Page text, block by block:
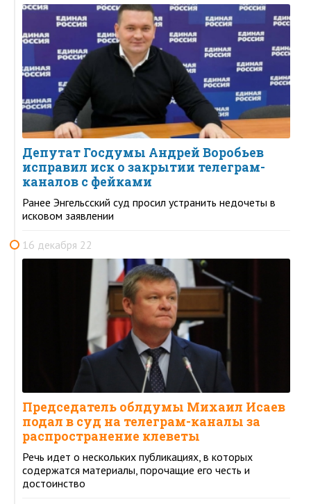
Депутат Госдумы Андрей Воробьев
исправил иск о закрытии телеграм-
каналов с фейками
Ранее Энгельсский суд просил устранить недочеты в
исковом заявлении
16 декабря 22
Председатель облдумы Михаил Исаев
подал в суд на телеграм-каналы за
распространение клеветы
Речь идет о нескольких публикациях, в которых
содержатся материалы, порочащие его честь и
достоинство